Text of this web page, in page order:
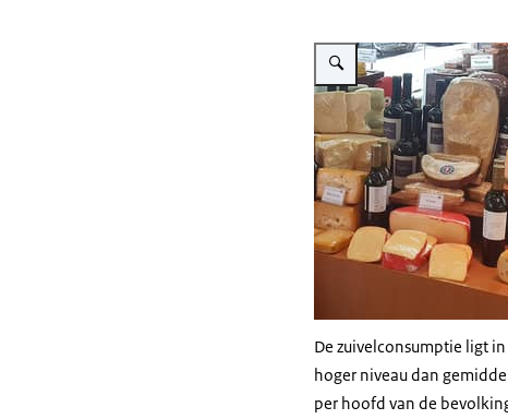
Vergroot afbeelding
De zuivelconsumptie ligt
hoger niveau dan
per hoofd van de